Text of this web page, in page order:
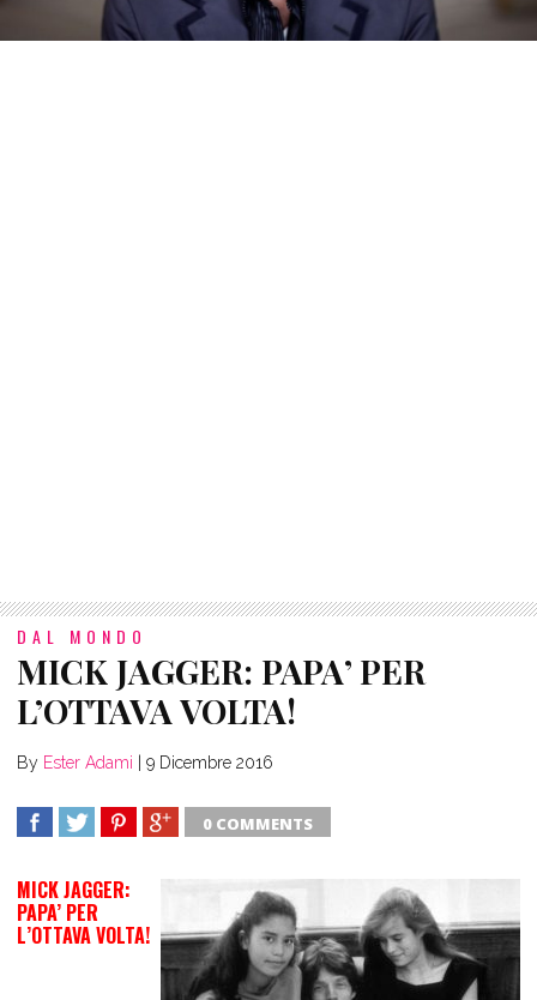
DAL MONDO
MICK JAGGER: PAPA’ PER
L’OTTAVA VOLTA!
By Ester Adami 9 Dicembre 2016
0 COMMENTS
MICK JAGGER:
PAPA’ PER
L’OTTAVA VOLTA!